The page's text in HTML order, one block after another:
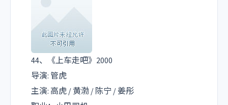
44、《上车走吧》2000
导演: 管虎
主演: 高虎 / 黄渤 / 陈宁 / 姜彤